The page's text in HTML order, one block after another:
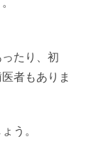
たり、初
者もありま
う。